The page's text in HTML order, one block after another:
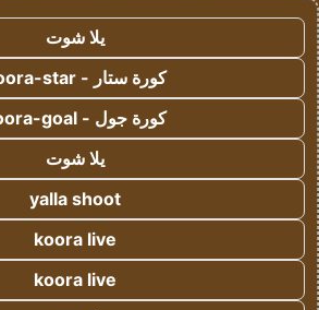
يلا شوت
كورة ستار - koora-star
كورة جول - koora-goal
يلا شوت
yalla shoot
koora live
koora live